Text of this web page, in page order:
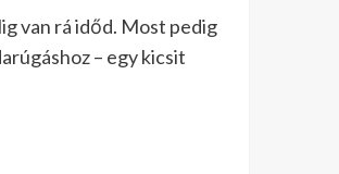
van rá időd. Most pedig
– egy kicsit